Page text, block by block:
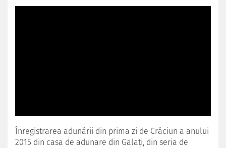
Înregistrarea adunării din prima zi de Crăciun a anului
2015 din casa de adunare din Galați, din seria de